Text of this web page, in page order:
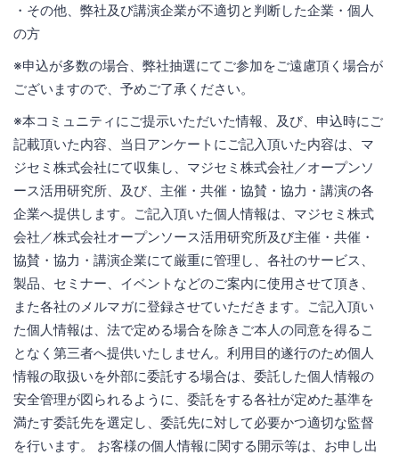
・その他、弊社及び講演企業が不適切と判断した企業・個人
の方
※申込が多数の場合、弊社抽選にてご参加をご遠慮頂く場合が
ございますので、予めご了承ください。
※本コミュニティにご提示いただいた情報、及び、申込時にご
記載頂いた内容、当日アンケートにご記入頂いた内容は、マ
ジセミ株式会社にて収集し、マジセミ株式会社／オープンソ
ース活用研究所、及び、主催・共催・協賛・協力・講演の各
企業へ提供します。ご記入頂いた個人情報は、マジセミ株式
会社／株式会社オープンソース活用研究所及び主催・共催・
協賛・協力・講演企業にて厳重に管理し、各社のサービス、
製品、セミナー、イベントなどのご案内に使用させて頂き、
また各社のメルマガに登録させていただきます。ご記入頂い
た個人情報は、法で定める場合を除きご本人の同意を得るこ
となく第三者へ提供いたしません。利用目的遂行のため個人
情報の取扱いを外部に委託する場合は、委託した個人情報の
安全管理が図られるように、委託をする各社が定めた基準を
満たす委託先を選定し、委託先に対して必要かつ適切な監督
を行います。 お客様の個人情報に関する開示等は、お申し出